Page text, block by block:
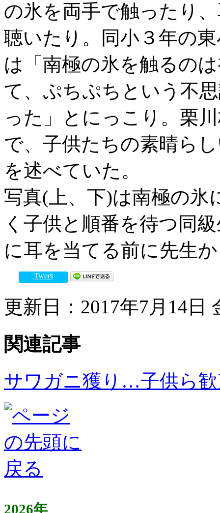
の氷を両手で触ったり
聴いたり。同小３年の
は「南極の氷を触るの
て、ぷちぷちという不
った」とにっこり。栗
で、子供たちの素晴ら
を述べていた。
写真(上、下)は南極の氷
く子供と順番を待つ同
に耳を当てる前に先生
Tweet
更新日：2017年7月14日
関連記事
サワガニ獲り…子供ら
2026年